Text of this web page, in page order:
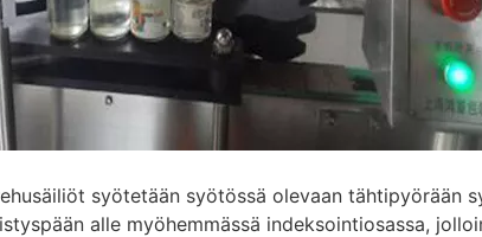
syötetään syötössä olevaan tähtipyörään
alle myöhemmässä indeksointiosassa,